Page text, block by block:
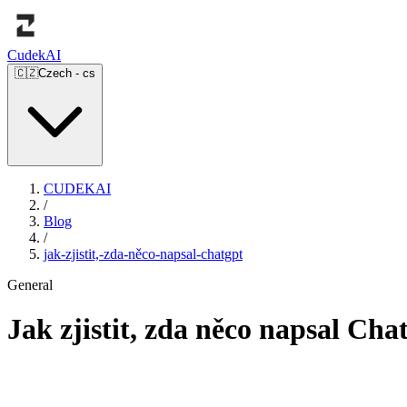
CudekAI
🇨🇿Czech - cs
CUDEKAI
/
Blog
/
jak-zjistit,-zda-něco-napsal-chatgpt
General
Jak zjistit, zda něco napsal